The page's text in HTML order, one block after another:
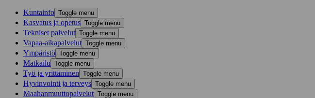
Kunta­info Toggle menu
Kasvatus ja opetus Toggle menu
Tekniset palvelut Toggle menu
Vapaa-aika­palvelut Toggle menu
Ympä­ristö Toggle menu
Mat­kailu Toggle menu
Työ ja yrittä­minen Toggle menu
Hyvinvointi ja terveys Toggle menu
Maahanmuuttopalvelut Toggle menu